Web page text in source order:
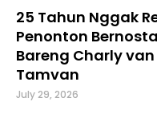
25 Tahun Nggak
Penonton
Bareng Charly
Tamvan
July 29, 2026